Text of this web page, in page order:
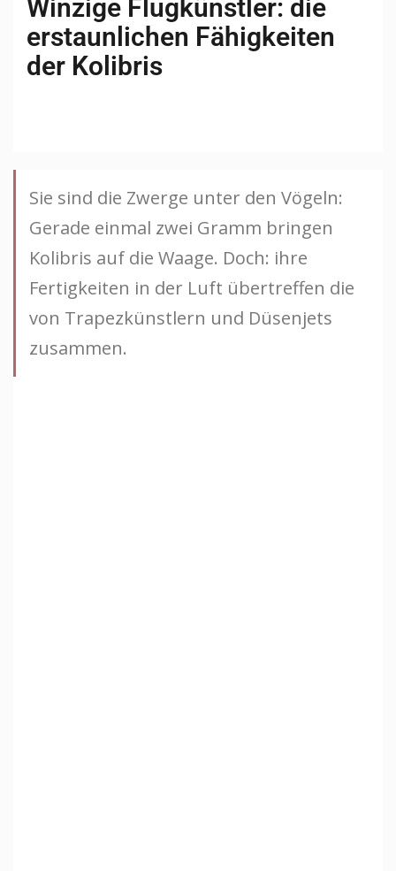
Winzige Flugkünstler: die
erstaunlichen Fähigkeiten
der Kolibris
Sie sind die Zwerge unter den Vögeln:
Gerade einmal zwei Gramm bringen
Kolibris auf die Waage. Doch: ihre
Fertigkeiten in der Luft übertreffen die
von Trapezkünstlern und Düsenjets
zusammen.